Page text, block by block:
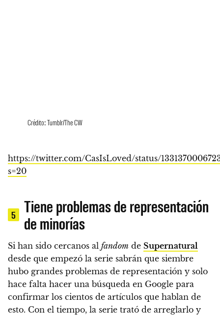
Crédito: Tumblr/The CW
https://twitter.com/CasIsLoved/status/
s=20
5
Tiene problemas de representación
de minorías
Si han sido cercanos al fandom de Supernatural
desde que empezó la serie sabrán que siembre
hubo grandes problemas de representación y solo
hace falta hacer una búsqueda en Google para
confirmar los cientos de artículos que hablan de
esto. Con el tiempo, la serie trató de arreglarlo y